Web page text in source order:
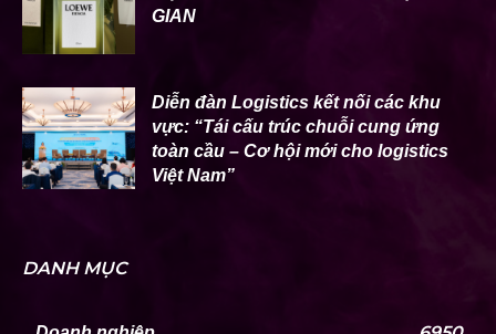
GIAN
Diễn đàn Logistics kết nối các khu
vực: “Tái cấu trúc chuỗi cung ứng
toàn cầu – Cơ hội mới cho logistics
Việt Nam”
DANH MỤC